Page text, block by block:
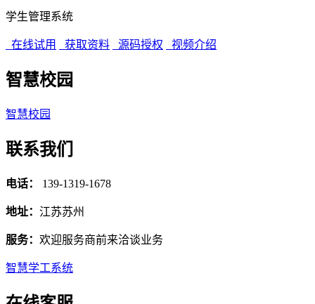
学生管理系统
在线试用 获取资料 源码授权 视频介绍
智慧校园
智慧校园
联系我们
电话： 139-1319-1678
地址： 江苏苏州
服务： 欢迎服务商前来洽谈业务
智慧学工系统